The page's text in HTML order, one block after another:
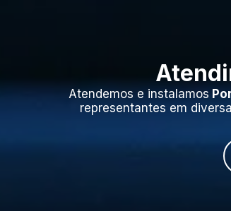
Atendemos e instalamos
representantes em